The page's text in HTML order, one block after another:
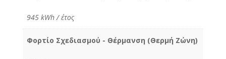
945 kWh / έτος
Φορτίο Σχεδιασμού - Θέρμανση (Θερμή Ζώνη)